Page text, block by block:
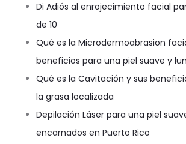
Di Adiós al enrojecimiento facial
de 10
Qué es la Microdermoabrasion
beneficios para una piel suave y
Qué es la Cavitación y sus
la grasa localizada
Depilación Láser para una piel
encarnados en Puerto Rico